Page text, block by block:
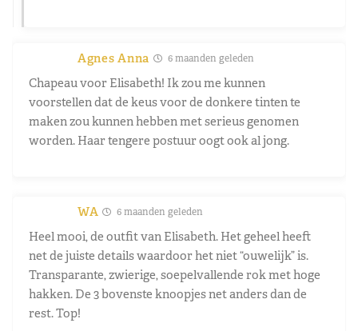
Agnes Anna 6 maanden geleden
Chapeau voor Elisabeth! Ik zou me kunnen
voorstellen dat de keus voor de donkere tinten te
maken zou kunnen hebben met serieus genomen
worden. Haar tengere postuur oogt ook al jong.
WA 6 maanden geleden
Heel mooi, de outfit van Elisabeth. Het geheel heeft
net de juiste details waardoor het niet “ouwelijk” is.
Transparante, zwierige, soepelvallende rok met hoge
hakken. De 3 bovenste knoopjes net anders dan de
rest. Top!